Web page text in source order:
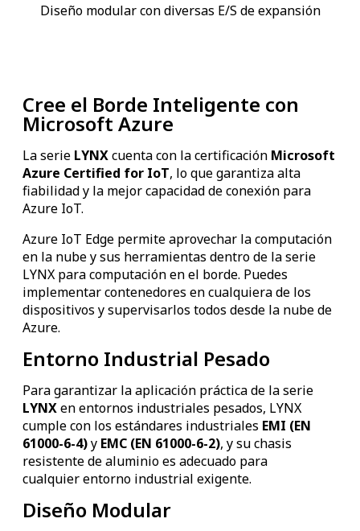
Diseño modular con diversas E/S de expansión
Cree el Borde Inteligente con
Microsoft Azure
La serie LYNXcuenta con la certificación Microsoft
Azure Certified for IoT, lo que garantiza alta
fiabilidad y la mejor capacidad de conexión para
Azure IoT.
Azure IoT Edge permite aprovechar la computación
en la nube y sus herramientas dentro de la serie
LYNX para computación en el borde. Puedes
implementar contenedores en cualquiera de los
dispositivos y supervisarlos todos desde la nube de
Azure.
Entorno Industrial Pesado
Para garantizar la aplicación práctica de la serie
LYNXen entornos industriales pesados, LYNX
cumple con los estándares industriales EMI (EN
61000-6-4)y EMC (EN 61000-6-2), y su chasis
resistente de aluminio es adecuado para
cualquier entorno industrial exigente.
Diseño Modular